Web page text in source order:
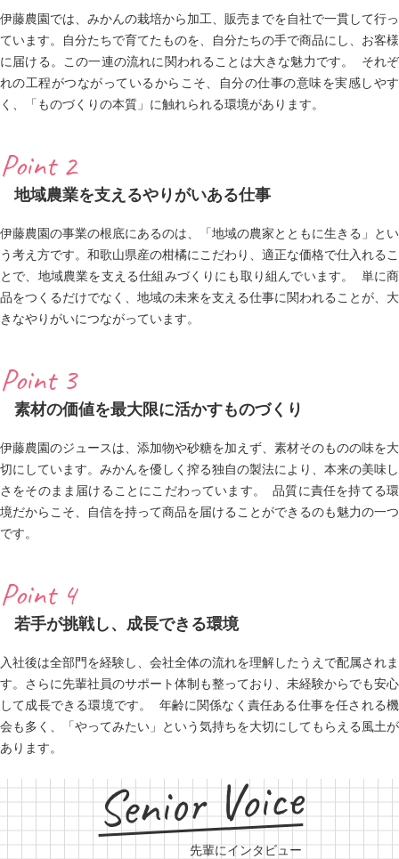
伊藤農園では、みかんの栽培から加工、販売までを自社で一貫して行っ
ています。自分たちで育てたものを、自分たちの手で商品にし、お客様
に届ける。この一連の流れに関われることは大きな魅力です。 それぞ
れの工程がつながっているからこそ、自分の仕事の意味を実感しやす
く、「ものづくりの本質」に触れられる環境があります。
Point 2
地域農業を支えるやりがいある仕事
伊藤農園の事業の根底にあるのは、「地域の農家とともに生きる」とい
う考え方です。和歌山県産の柑橘にこだわり、適正な価格で仕入れるこ
とで、地域農業を支える仕組みづくりにも取り組んでいます。 単に商
品をつくるだけでなく、地域の未来を支える仕事に関われることが、大
きなやりがいにつながっています。
Point 3
素材の価値を最大限に活かすものづくり
伊藤農園のジュースは、添加物や砂糖を加えず、素材そのものの味を大
切にしています。みかんを優しく搾る独自の製法により、本来の美味し
さをそのまま届けることにこだわっています。 品質に責任を持てる環
境だからこそ、自信を持って商品を届けることができるのも魅力の一つ
です。
Point 4
若手が挑戦し、成長できる環境
入社後は全部門を経験し、会社全体の流れを理解したうえで配属されま
す。さらに先輩社員のサポート体制も整っており、未経験からでも安心
して成長できる環境です。 年齢に関係なく責任ある仕事を任される機
会も多く、「やってみたい」という気持ちを大切にしてもらえる風土が
あります。
Senior Voice
先輩にインタビュー